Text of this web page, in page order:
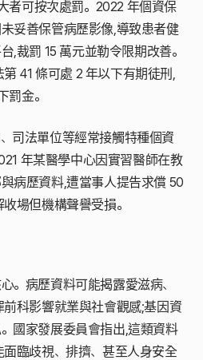
者可按次處罰。2022 年個資保
妥善保管病歷影像,導致患者健
,裁罰 15 萬元並勒令限期改善。
41 條可處 2 年以下有期徒刑,
罰金。
司法單位等經常接觸特種個資
年某醫學中心因實習醫師在教
病歷資料,遭當事人提告求償 50
場但機構聲譽受損。
。病歷資料可能揭露愛滋病、
科影響就業與社會觀感;基因資
國家發展委員會指出,這類資料
臨歧視、排擠、甚至人身安全